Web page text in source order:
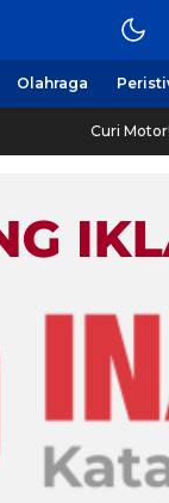
Olahraga
Curi Motor! Dua